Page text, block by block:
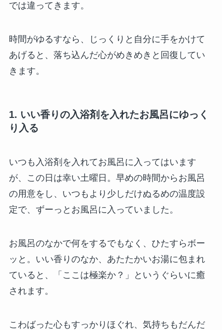
では違ってきます。
時間がゆるすなら、じっくりと自分に手をかけて
あげると、落ち込んだ心がめきめきと回復してい
きます。
1. いい香りの入浴剤を入れたお風呂にゆっく
り入る
いつも入浴剤を入れてお風呂に入ってはいます
が、この日は幸い土曜日。早めの時間からお風呂
の用意をし、いつもより少しだけぬるめの温度設
定で、ずーっとお風呂に入っていました。
お風呂のなかで何をするでもなく、ひたすらボー
ッと。いい香りのなか、あたたかいお湯に包まれ
ていると、「ここは極楽か？」というぐらいに癒
されます。
こわばった心もすっかりほぐれ、気持ちもだんだ